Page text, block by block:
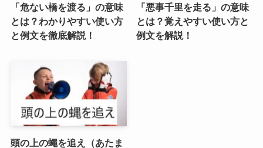
「危ない橋を渡る」の意味
とは？わかりやすい使い方
と例文を徹底解説！
「悪事千里を走る」の意味
とは？覚えやすい使い方と
例文を解説！
頭の上の蠅を追え（あたま